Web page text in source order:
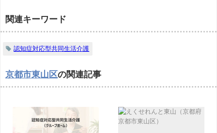
関連キーワード
認知症対応型共同生活介護
京都市東山区の関連記事